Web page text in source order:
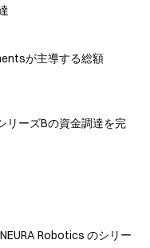
が主導する総額
リーズBの資金調達を完
Robotics のシリー